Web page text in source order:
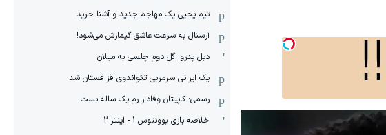
تیم یحیی یک مهاجم جدید و آشنا خرید
آرسنال به سرعت عاشق گیمارش می‌شود!
دبل پدرو؛ گل دوم چلسی به میلان
یک ایرانی سرمربی تکواندوی قزاقستان شد
رسمی: کاپیتان وفادار رم یک ساله بست
خلاصه بازی یوونتوس 1 - اینتر 2